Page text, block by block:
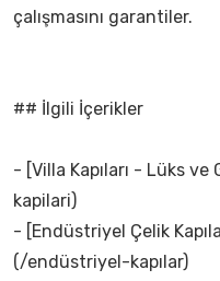
çalışmasını garantiler.
## İlgili İçerikler
- [Villa Kapıları - Lüks
kapilari)
- [Endüstriyel Çelik
(/endüstriyel-kapılar)